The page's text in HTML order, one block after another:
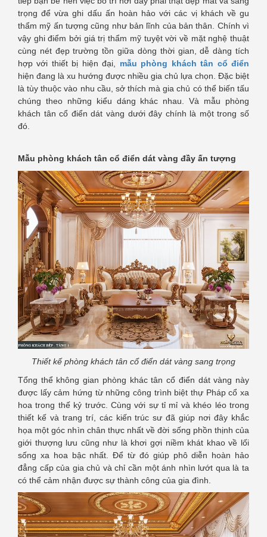
trọng để vừa ghi dấu ấn hoàn hảo với các vị khách về gu
thẩm mỹ ấn tượng cũng như bản lĩnh của bản thân. Chính vì
vậy ghi điểm bởi giá trị thẩm mỹ tuyệt vời về mặt nghệ thuật
cùng nét đẹp trường tồn giữa dòng thời gian, dễ dàng tích
hợp với thiết bị hiện đại, mẫu phòng khách tân cổ điển
hiện đang là xu hướng được nhiều gia chủ lựa chọn. Đặc biệt
là tùy thuộc vào nhu cầu, sở thích mà gia chủ có thể biến tấu
chúng theo những kiểu dáng khác nhau. Và mẫu phòng
khách tân cổ điển dát vàng dưới đây chính là một trong số
đó.
Mẫu phòng khách tân cổ điển dát vàng đầy ấn tượng
Thiết kế phòng khách tân cổ điển dát vàng sang trọng
Tổng thể không gian phòng khác tân cổ điển dát vàng này
được lấy cảm hứng từ những công trình biệt thự Pháp cổ xa
hoa trong thế kỷ trước. Cùng với sự tỉ mỉ và khéo léo trong
thiết kế và trang trí, các kiến trúc sư đã giúp nơi đây khắc
họa một góc nhìn chân thực nhất về đời sống phồn thịnh của
giới thượng lưu cũng như là khơi gợi niềm khát khao về lối
sống xa hoa bậc nhất. Để từ đó giúp phô diễn hoàn hảo
đẳng cấp của gia chủ và chỉ cần một ánh nhìn lướt qua là ta
có thể cảm nhận được sự thành công của gia đình.